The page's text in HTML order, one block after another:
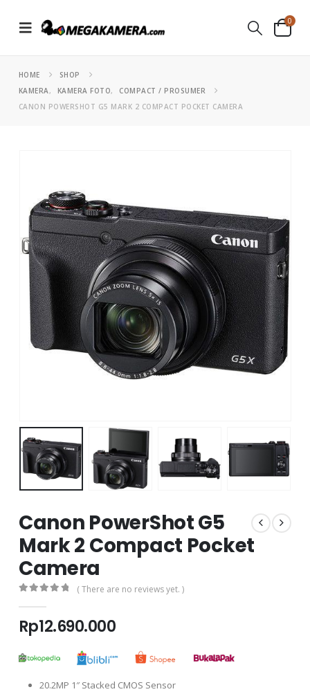
0
HOME
SHOP
KAMERA, KAMERA FOTO,
COMPACT / PROSUMER
CANON POWERSHOT G5 MARK 2 COMPACT POCKET CAMERA
Canon PowerShot G5
Mark 2 Compact Pocket
Camera
( There are no reviews yet. )
Rp12.690.000
20.2MP 1″ Stacked CMOS Sensor